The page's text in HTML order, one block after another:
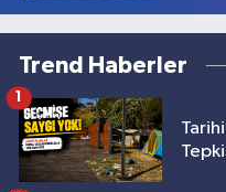
Trend Haberler
1